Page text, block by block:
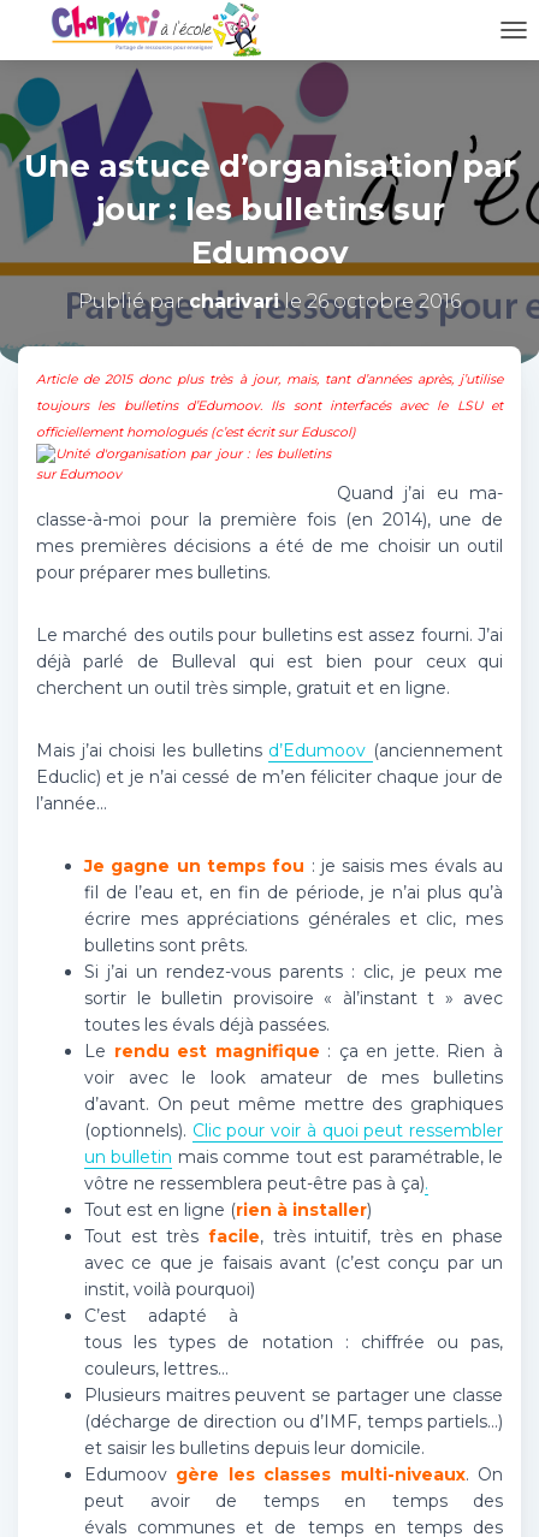
E
R
L
A
V
G
A
Une astuce d’organisation par
jour : les bulletins sur
Edumoov
Publié parcharivarile26 octobre 2016
Article de 2015 donc plus très à jour, mais, tant d’années après, j’utilise
toujours les bulletins d’Edumoov. Ils sont interfacés avec le LSU et
officiellement homologués (c’est écrit sur Eduscol)
Quand j’ai eu ma-
classe-à-moi pour la première fois (en 2014), une de
mes premières décisions a été de me choisir un outil
pour préparer mes bulletins.
Le marché des outils pour bulletins est assez fourni. J’ai
déjà parlé de Bulleval qui est bien pour ceux qui
cherchent un outil très simple, gratuit et en ligne.
Mais j’ai choisi les bulletins d’Edumoov (anciennement
Educlic) et je n’ai cessé de m’en féliciter chaque jour de
l’année…
Je gagne un temps fou : je saisis mes évals au
fil de l’eau et, en fin de période, je n’ai plus qu’à
écrire mes appréciations générales et clic, mes
bulletins sont prêts.
Si j’ai un rendez-vous parents : clic, je peux me
sortir le bulletin provisoire « àl’instant t » avec
toutes les évals déjà passées.
Le rendu est magnifique : ça en jette. Rien à
voir avec le look amateur de mes bulletins
d’avant. On peut même mettre des graphiques
(optionnels). Clic pour voir à quoi peut ressembler
un bulletin mais comme tout est paramétrable, le
vôtre ne ressemblera peut-être pas à ça).
Tout est en ligne (rien à installer)
Tout est très facile, très intuitif, très en phase
avec ce que je faisais avant (c’est conçu par un
instit, voilà pourquoi)
C’est adapté à
tous les types de notation : chiffrée ou pas,
couleurs, lettres…
Plusieurs maitres peuvent se partager une classe
(décharge de direction ou d’IMF, temps partiels…)
et saisir les bulletins depuis leur domicile.
Edumoov gère les classes multi-niveaux. On
peut avoir de temps en temps des
évals communes et de temps en temps des